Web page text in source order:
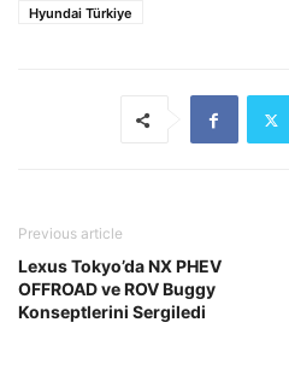
Hyundai Türkiye
Previous article
Lexus Tokyo’da NX PHEV
OFFROAD ve ROV Buggy
Konseptlerini Sergiledi